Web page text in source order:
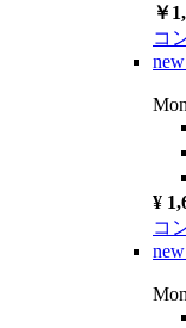
￥
コ
new
¥
コ
new